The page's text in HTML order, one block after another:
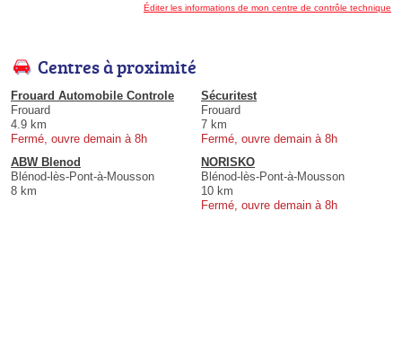
Éditer les informations de mon centre de contrôle technique
Centres à proximité
Frouard Automobile Controle
Frouard
4.9 km
Fermé, ouvre demain à 8h
Sécuritest
Frouard
7 km
Fermé, ouvre demain à 8h
ABW Blenod
Blénod-lès-Pont-à-Mousson
8 km
NORISKO
Blénod-lès-Pont-à-Mousson
10 km
Fermé, ouvre demain à 8h